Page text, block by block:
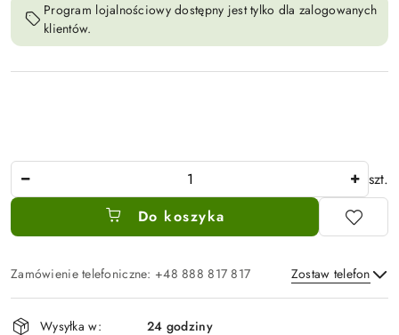
Program lojalnościowy dostępny jest tylko dla zalogowanych
klientów.
szt.
Do koszyka
Zamówienie telefoniczne: +48 888 817 817 Zostaw telefon
Dostępność
Wysyłka w:
24 godziny